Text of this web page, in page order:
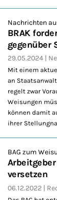
Nachrichten
BRAK
gegenüber
29.05.2024
Mit einem
an
regelt zwar
Weisungen
können damit
ihrer
BAG zum
versetzen
06.12.2022